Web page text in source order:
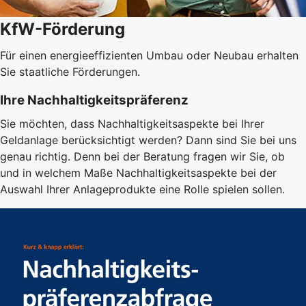
KfW-Förderung
Für einen energieeffizienten Umbau oder Neubau erhalten
Sie staatliche Förderungen.
Ihre Nachhaltigkeitspräferenz
Sie möchten, dass Nachhaltigkeitsaspekte bei Ihrer
Geldanlage berücksichtigt werden? Dann sind Sie bei uns
genau richtig. Denn bei der Beratung fragen wir Sie, ob
und in welchem Maße Nachhaltigkeitsaspekte bei der
Auswahl Ihrer Anlageprodukte eine Rolle spielen sollen.